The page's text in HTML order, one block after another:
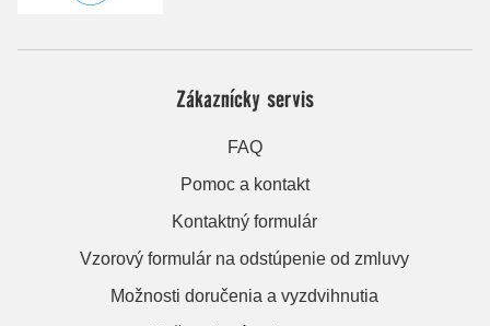
Zákaznícky servis
FAQ
Pomoc a kontakt
Kontaktný formulár
Vzorový formulár na odstúpenie od zmluvy
Možnosti doručenia a vyzdvihnutia